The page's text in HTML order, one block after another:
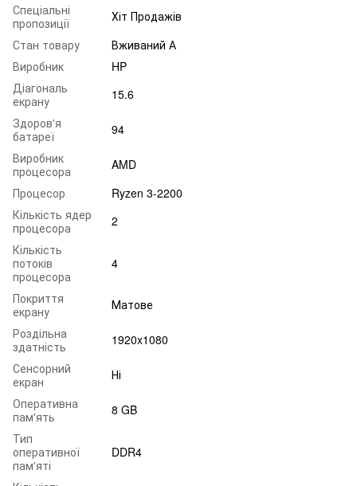
Спеціальні
пропозиції
Хіт Продажів
Стан товару
Вживаний А
Виробник
HP
Діагональ
екрану
15.6
Здоров'я
батареї
94
Виробник
процесора
AMD
Процесор
Ryzen 3-2200
Кількість ядер
процесора
2
Кількість
потоків
процесора
4
Покриття
екрану
Матове
Роздільна
здатність
1920x1080
Сенсорний
екран
Ні
Оперативна
пам'ять
8 GB
Тип
оперативної
пам'яті
DDR4